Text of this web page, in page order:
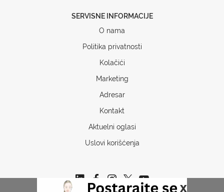
x
SERVISNE INFORMACIJE
O nama
Politika privatnosti
Kolačići
Marketing
Adresar
Kontakt
Aktuelni oglasi
Uslovi korišćenja